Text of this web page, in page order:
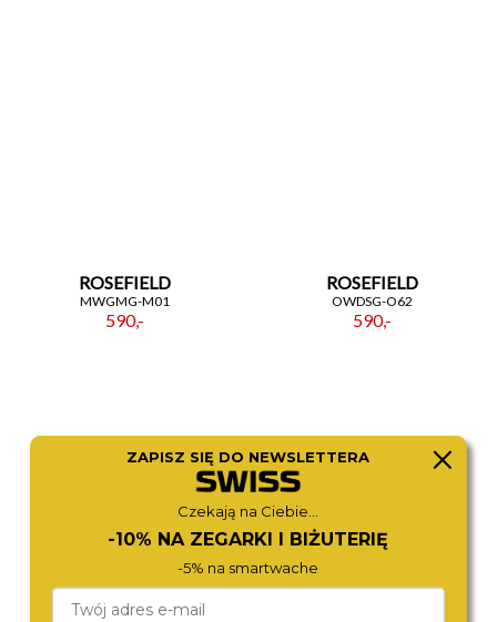
ROSEFIELD
MWGMG-M01
590,-
ROSEFIELD
OWDSG-O62
590,-
ROSEFIELD
ZAPISZ SIĘ DO NEWSLETTERA
Czekają na Ciebie...
-10% NA ZEGARKI I BIŻUTERIĘ
-5% na smartwache